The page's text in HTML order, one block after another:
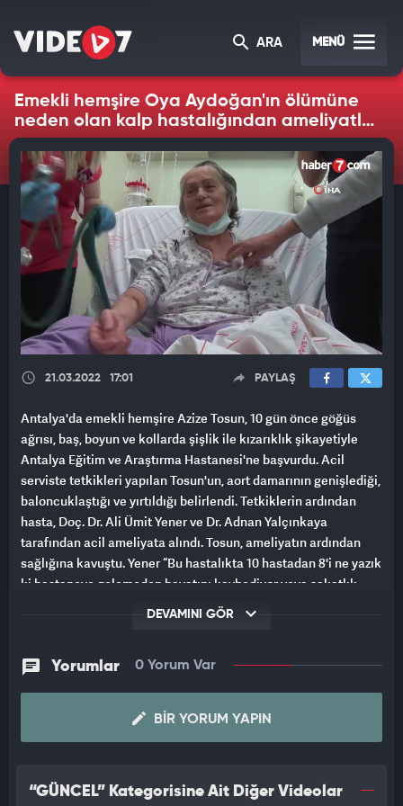
ARA MENÜ
Emekli hemşire Oya Aydoğan'ın ölümüne
neden olan kalp hastalığından ameliyatla
kurtuldu
21.03.2022 17:01 PAYLAŞ
Antalya'da emekli hemşire Azize Tosun, 10 gün önce göğüs
ağrısı, baş, boyun ve kollarda şişlik ile kızarıklık şikayetiyle
Antalya Eğitim ve Araştırma Hastanesi'ne başvurdu. Acil
serviste tetkikleri yapılan Tosun'un, aort damarının genişlediği,
baloncuklaştığı ve yırtıldığı belirlendi. Tetkiklerin ardından
hasta, Doç. Dr. Ali Ümit Yener ve Dr. Adnan Yalçınkaya
tarafından acil ameliyata alındı. Tosun, ameliyatın ardından
sağlığına kavuştu. Yener “Bu hastalıkta 10 hastadan 8'i ne yazık
ki hastaneye gelemeden hayatını kaybediyor veya sakatlık
riski olabilir. Rahmetli sanatçı Oya Aydoğan da bu hastalıktan
AMELİYAT 5 SAAT SÜRDÜ
damar aortun genişlediği, baloncuklaştığı ve yırtıldığının
görüldüğünü anlatan Dr. Adnan Yalçınkaya, “Hasta 1,5 yıl önce
ameliyata aldık. Teknik olarak daha önce baypas
DEVAMINI GÖR
Yorumlar 0 Yorum Var
BIR YORUM YAPIN
“GÜNCEL” Kategorisine Ait Diğer Videolar